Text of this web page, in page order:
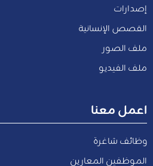
إصدارات
القصص الإنسانية
ملف الصور
ملف الفيديو
اعمل معنا
وظائف شاغرة
الموظفين المعارين